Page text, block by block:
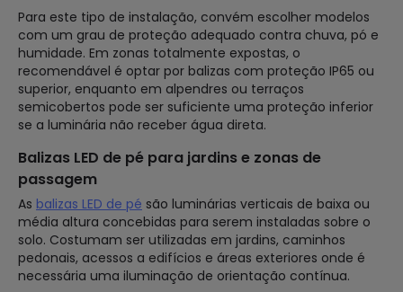
Para este tipo de instalação, convém escolher modelos
com um grau de proteção adequado contra chuva, pó e
humidade. Em zonas totalmente expostas, o
recomendável é optar por balizas com proteção IP65 ou
superior, enquanto em alpendres ou terraços
semicobertos pode ser suficiente uma proteção inferior
se a luminária não receber água direta.
Balizas LED de pé para jardins e zonas de
passagem
As balizas LED de pé são luminárias verticais de baixa ou
média altura concebidas para serem instaladas sobre o
solo. Costumam ser utilizadas em jardins, caminhos
pedonais, acessos a edifícios e áreas exteriores onde é
necessária uma iluminação de orientação contínua.